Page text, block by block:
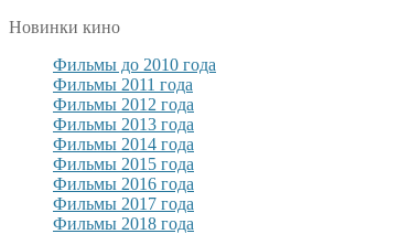
Новинки кино
Фильмы до 2010 года
Фильмы 2011 года
Фильмы 2012 года
Фильмы 2013 года
Фильмы 2014 года
Фильмы 2015 года
Фильмы 2016 года
Фильмы 2017 года
Фильмы 2018 года